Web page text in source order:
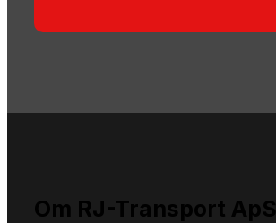
Om RJ-Transport ApS